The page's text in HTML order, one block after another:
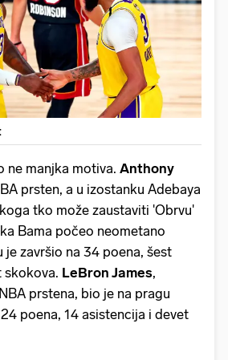
ne manjka motiva. Anthony
prsten, a u izostanku Adebaya
tko može zaustaviti 'Obrvu'
Bama počeo neometano
završio na 34 poena, šest
skokova. LeBron James,
prstena, bio je na pragu
poena, 14 asistencija i devet